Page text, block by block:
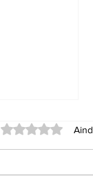
Avaliado com 0